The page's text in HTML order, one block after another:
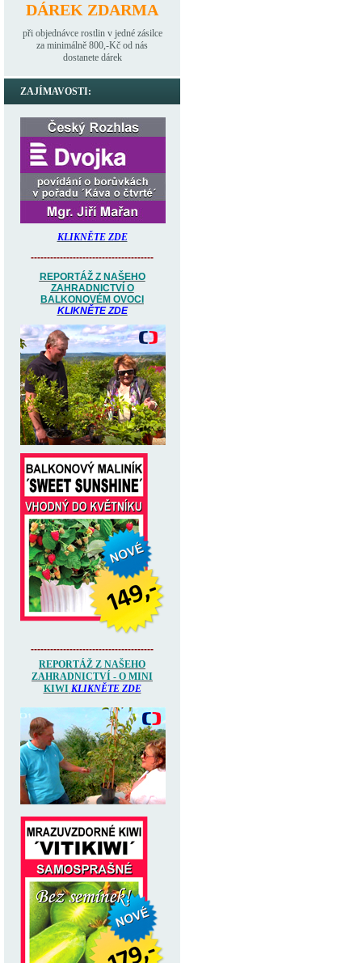
DÁREK ZDARMA
při objednávce rostlin v jedné zásilce
za minimálně 800,-Kč od nás
dostanete dárek
ZAJÍMAVOSTI:
KLIKNĚTE ZDE
--------------------------------------
REPORTÁŽ Z NAŠEHO
ZAHRADNICTVÍ O
BALKONOVÉM OVOCI
KLIKNĚTE ZDE
--------------------------------------
REPORTÁŽ Z NAŠEHO
ZAHRADNICTVÍ - O MINI
KIWI KLIKNĚTE ZDE